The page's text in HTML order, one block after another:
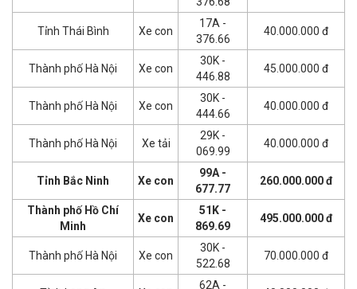
Tỉnh Thái Bình Xe con
17A -
376.66
40.000.000 đ
Thành phố Hà Nội Xe con
30K -
446.88
45.000.000 đ
Thành phố Hà Nội Xe con
30K -
444.66
40.000.000 đ
Thành phố Hà Nội Xe tải
29K -
069.99
40.000.000 đ
Tỉnh Bắc Ninh Xe con
99A -
677.77
260.000.000 đ
Thành phố Hồ Chí
Minh
Xe con
51K -
869.69
495.000.000 đ
Thành phố Hà Nội Xe con
30K -
522.68
70.000.000 đ
62A -